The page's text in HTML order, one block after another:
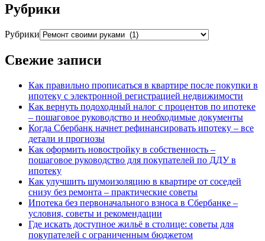
Рубрики
Рубрики
Свежие записи
Как правильно прописаться в квартире после покупки в
ипотеку с электронной регистрацией недвижимости
Как вернуть подоходный налог с процентов по ипотеке
– пошаговое руководство и необходимые документы
Когда Сбербанк начнет рефинансировать ипотеку – все
детали и прогнозы
Как оформить новостройку в собственность –
пошаговое руководство для покупателей по ДДУ в
ипотеку
Как улучшить шумоизоляцию в квартире от соседей
снизу без ремонта – практические советы
Ипотека без первоначального взноса в Сбербанке –
условия, советы и рекомендации
Где искать доступное жильё в столице: советы для
покупателей с ограниченным бюджетом